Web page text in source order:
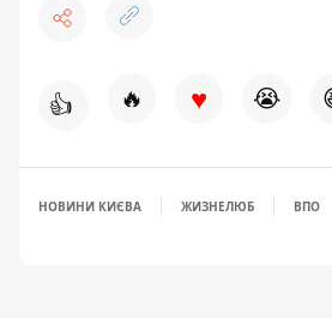
👍 🔥 ♥ 😭
НОВИНИ КИЄВА ЖИЗНЕЛЮБ ВПО